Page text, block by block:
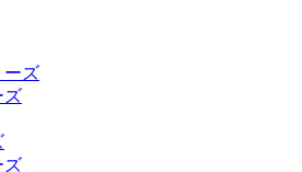
ーズ
ズ
ズ